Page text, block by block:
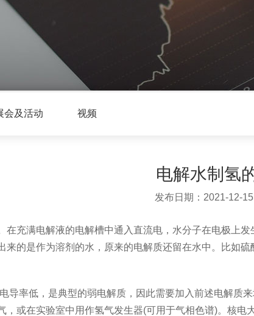
会及活动 视频
电解水制氢
发布日期：2021-12-
在充满电解液的电解槽中通入直流电，水分子在电极上
来的是作为溶剂的水，原来的电解质还留在水中。比如
导率低，是典型的弱电解质，因此需要加入前述电解
，或在实验室中用作氢气发生器(可用于气相色谱)。核